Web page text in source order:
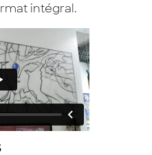
intégral.